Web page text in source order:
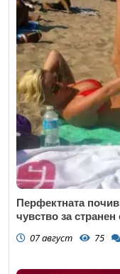
Перфектната
чувство за
07 август 75